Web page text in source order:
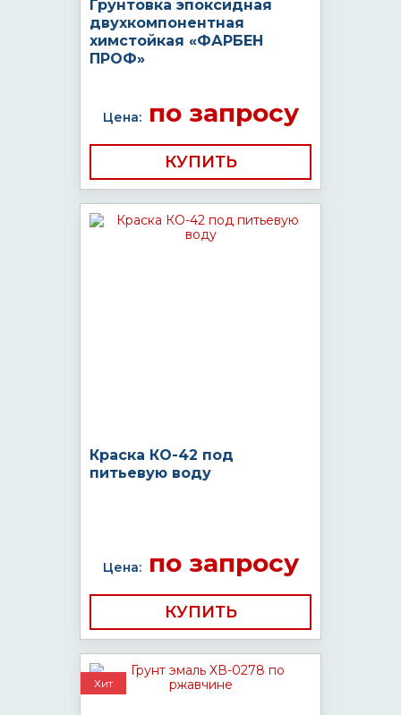
Грунтовка эпоксидная
двухкомпонентная
химстойкая «ФАРБЕН
ПРОФ»
Цена:по запросу
КУПИТЬ
Краска КО-42 под
питьевую воду
Цена:по запросу
КУПИТЬ
Хит